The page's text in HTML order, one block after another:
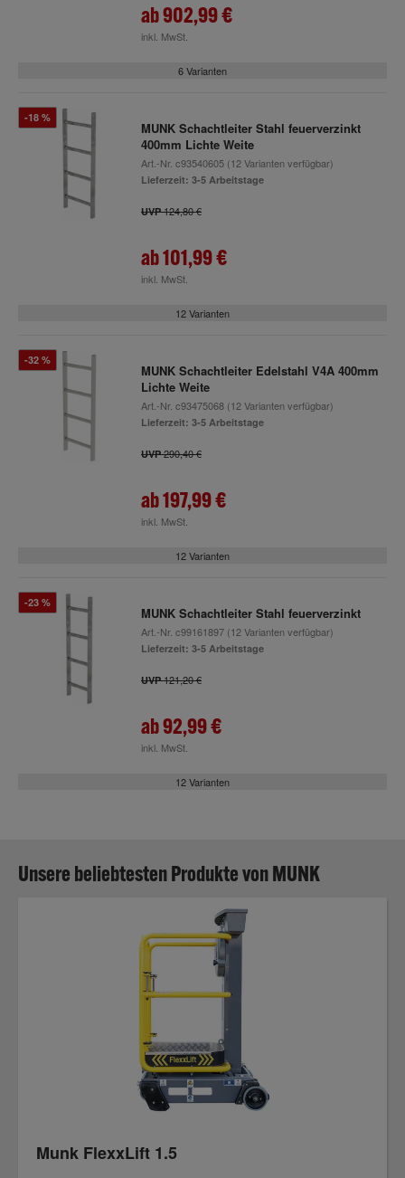
ab902,99 €
inkl. MwSt.
6 Varianten
-18 %
MUNK Schachtleiter Stahl feuerverzinkt
400mm Lichte Weite
Art.-Nr. c93540605(12 Varianten verfügbar)
Lieferzeit: 3-5 Arbeitstage
UVP124,80 €
ab101,99 €
inkl. MwSt.
12 Varianten
-32 %
MUNK Schachtleiter Edelstahl V4A 400mm
Lichte Weite
Art.-Nr. c93475068(12 Varianten verfügbar)
Lieferzeit: 3-5 Arbeitstage
UVP290,40 €
ab197,99 €
inkl. MwSt.
12 Varianten
-23 %
MUNK Schachtleiter Stahl feuerverzinkt
Art.-Nr. c99161897(12 Varianten verfügbar)
Lieferzeit: 3-5 Arbeitstage
UVP121,20 €
ab92,99 €
inkl. MwSt.
12 Varianten
Unsere beliebtesten Produkte von MUNK
Munk FlexxLift 1.5